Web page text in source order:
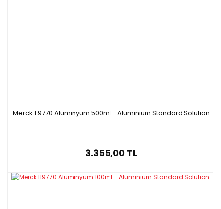
Merck 119770 Alüminyum 500ml - Aluminium Standard Solution
3.355,00 TL